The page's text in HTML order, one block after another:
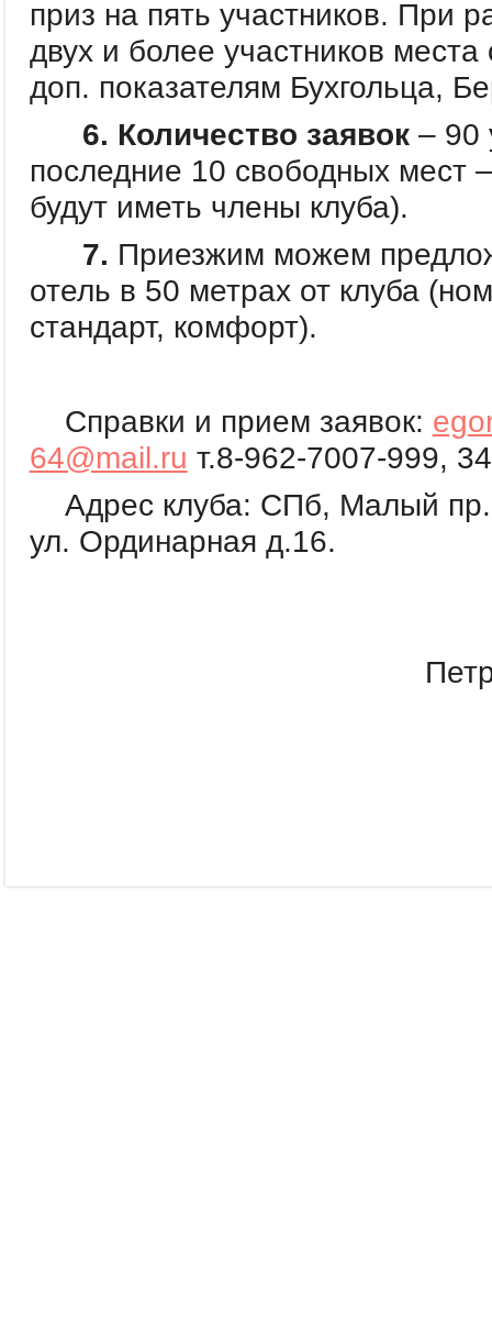
приз на пять участников. При
двух и более участников
доп. показателям Бухгольца,
6. Количество заявок– 90
последние 10 свободных мест
будут иметь члены клуба).
7. Приезжим можем
отель в 50 метрах от клуба
стандарт, комфорт).
Справки и прием заявок:
64@mail.ru т.8-962-7007-999,
Адрес клуба: СПб, Малый
ул. Ординарная д.16.